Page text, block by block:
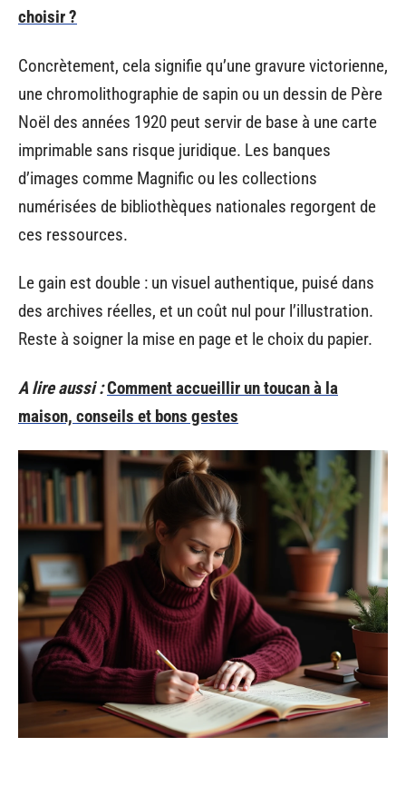
choisir ?
Concrètement, cela signifie qu’une gravure victorienne,
une chromolithographie de sapin ou un dessin de Père
Noël des années 1920 peut servir de base à une carte
imprimable sans risque juridique. Les banques
d’images comme Magnific ou les collections
numérisées de bibliothèques nationales regorgent de
ces ressources.
Le gain est double : un visuel authentique, puisé dans
des archives réelles, et un coût nul pour l’illustration.
Reste à soigner la mise en page et le choix du papier.
A lire aussi :Comment accueillir un toucan à la
maison, conseils et bons gestes